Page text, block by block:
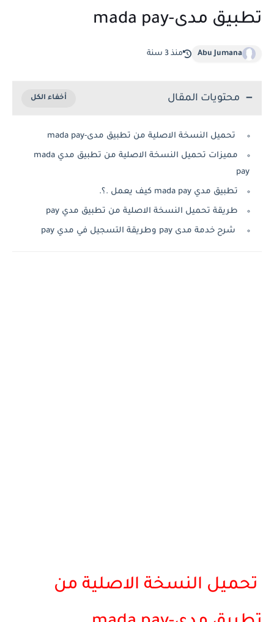
تطبيق مدى-mada pay
Abu Jumana منذ 3 سنة
محتويات المقال
تحميل النسخة الاصلية من تطبيق مدى-mada pay
مميزات تحميل النسخة الاصلية من تطبيق مدي mada
pay
تطبيق مدي mada pay كيف يعمل .؟.
طريقة تحميل النسخة الاصلية من تطبيق مدي pay
شرح خدمة مدى pay وطريقة التسجيل في مدي pay
تحميل النسخة الاصلية من